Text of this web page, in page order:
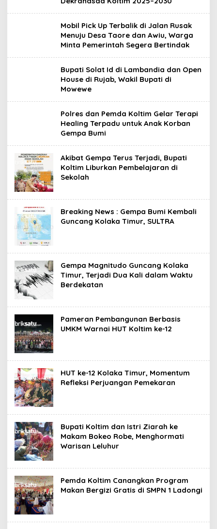
Mobil Pick Up Terbalik di Jalan Rusak
Menuju Desa Taore dan Awiu, Warga
Minta Pemerintah Segera Bertindak
Bupati Solat Id di Lambandia dan Open
House di Rujab, Wakil Bupati di
Mowewe
Polres dan Pemda Koltim Gelar Terapi
Healing Terpadu untuk Anak Korban
Gempa Bumi
Akibat Gempa Terus Terjadi, Bupati
Koltim Liburkan Pembelajaran di
Sekolah
Breaking News : Gempa Bumi Kembali
Guncang Kolaka Timur, SULTRA
Gempa Magnitudo Guncang Kolaka
Timur, Terjadi Dua Kali dalam Waktu
Berdekatan
Pameran Pembangunan Berbasis
UMKM Warnai HUT Koltim ke-12
HUT ke-12 Kolaka Timur, Momentum
Refleksi Perjuangan Pemekaran
Bupati Koltim dan Istri Ziarah ke
Makam Bokeo Robe, Menghormati
Warisan Leluhur
Pemda Koltim Canangkan Program
Makan Bergizi Gratis di SMPN 1 Ladongi